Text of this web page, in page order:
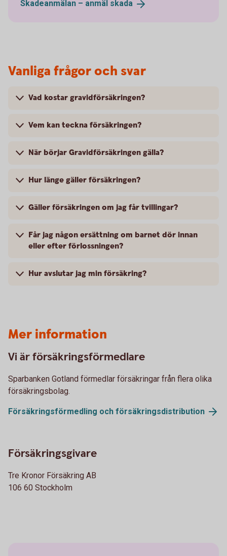
Skadeanmälan – anmäl skada
Vanliga frågor och svar
Vad kostar gravidförsäkringen?
Vem kan teckna försäkringen?
När börjar Gravidförsäkringen gälla?
Hur länge gäller försäkringen?
Gäller försäkringen om jag får tvillingar?
Får jag någon ersättning om barnet dör innan
eller efter förlossningen?
Hur avslutar jag min försäkring?
Mer information
Vi är försäkringsförmedlare
Sparbanken Gotland förmedlar försäkringar från flera olika
försäkringsbolag.
Försäkringsförmedling och försäkringsdistribution
Försäkringsgivare
Tre Kronor Försäkring AB
106 60 Stockholm